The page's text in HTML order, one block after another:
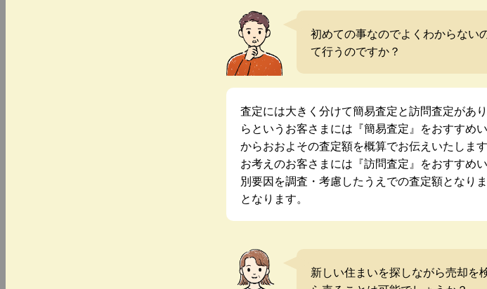
初めての事なのでよくわからない
て行うのですか？
査定には大きく分けて簡易査定と訪問査定があ
らというお客さまには『簡易査定』をおすすめ
からおおよその査定額を概算でお伝えいたしま
お考えのお客さまには『訪問査定』をおすすめ
別要因を調査・考慮したうえでの査定額となり
となります。
新しい住まいを探しながら売却を